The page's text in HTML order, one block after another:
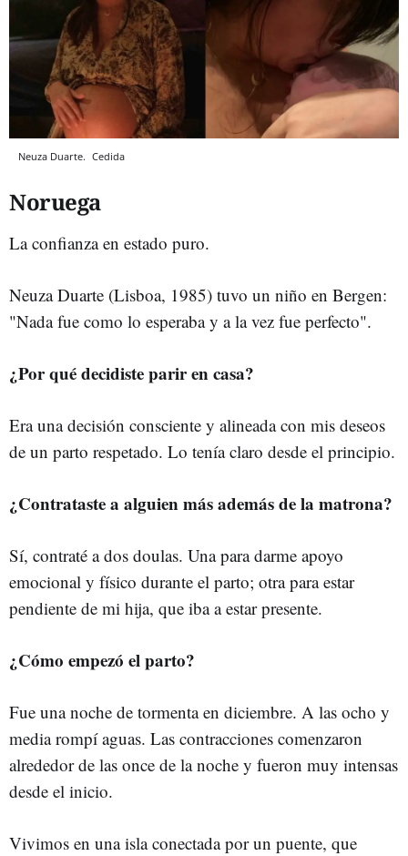
Neuza Duarte. Cedida
Noruega
La confianza en estado puro.
Neuza Duarte (Lisboa, 1985) tuvo un niño en Bergen:
"Nada fue como lo esperaba y a la vez fue perfecto".
¿Por qué decidiste parir en casa?
Era una decisión consciente y alineada con mis deseos
de un parto respetado. Lo tenía claro desde el principio.
¿Contrataste a alguien más además de la matrona?
Sí, contraté a dos doulas. Una para darme apoyo
emocional y físico durante el parto; otra para estar
pendiente de mi hija, que iba a estar presente.
¿Cómo empezó el parto?
Fue una noche de tormenta en diciembre. A las ocho y
media rompí aguas. Las contracciones comenzaron
alrededor de las once de la noche y fueron muy intensas
desde el inicio.
Vivimos en una isla conectada por un puente, que